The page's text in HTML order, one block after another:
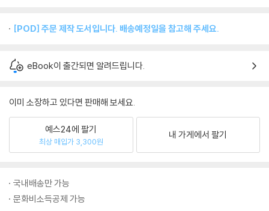
[POD] 주문 제작 도서입니다. 배송예정일을 참고해 주세요.
eBook이 출간되면 알려드립니다.
이미 소장하고 있다면 판매해 보세요.
예스24에 팔기
최상 매입가 3,300원
내 가게에서 팔기
국내배송만 가능
문화비소득공제 가능